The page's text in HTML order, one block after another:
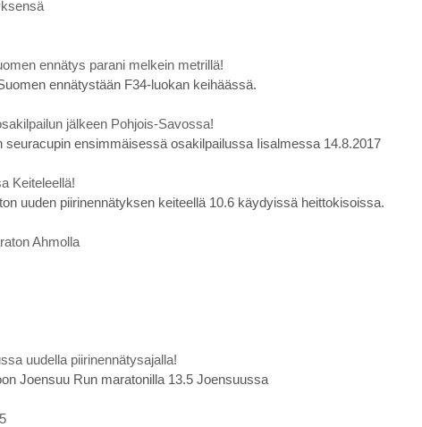
ennätys parani melkein metrillä!
ennätystään F34-luokan keihäässä.
jälkeen Pohjois-Savossa!
seuracupin ensimmäisessä osakilpailussa Iisalmessa 14.8.2017
Keiteleellä!
uuden piirinennätyksen keiteellä 10.6 käydyissä heittokisoissa.
Ahmolla
uudella piirinennätysajalla!
Joensuu Run maratonilla 13.5 Joensuussa